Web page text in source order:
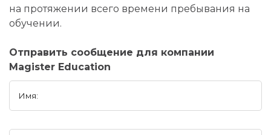
на протяжении всего времени пребывания на
обучении.
Отправить сообщение для компании
Magister Education
Имя: